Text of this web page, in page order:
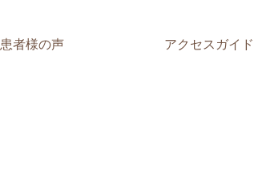
患者様の声
アクセスガイド